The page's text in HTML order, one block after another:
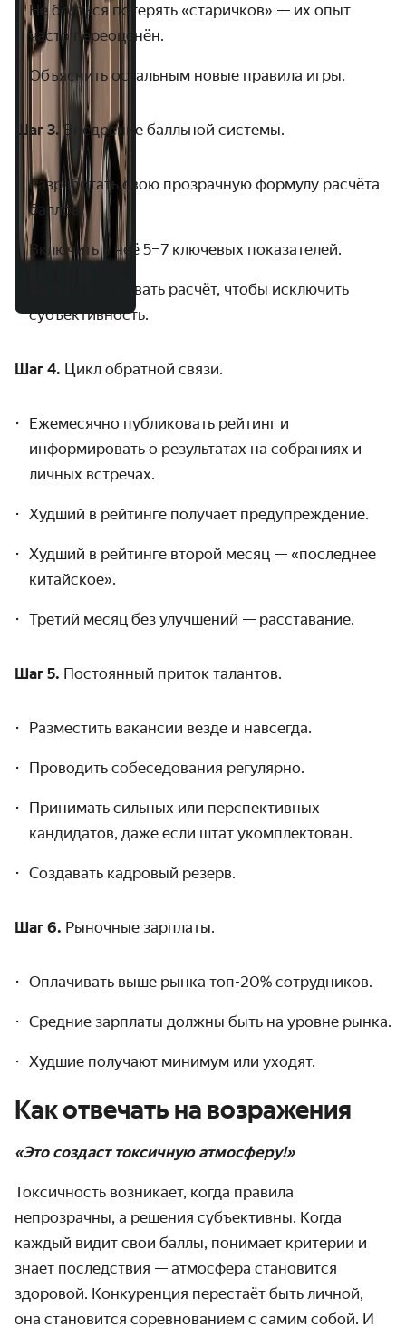
Не бояться потерять «старичков» — их опыт
часто переоценён.
Объяснить остальным новые правила игры.
Шаг 3. Внедрение балльной системы.
Разработать свою прозрачную формулу расчёта
баллов.
Включить в неё 5–7 ключевых показателей.
Автоматизировать расчёт, чтобы исключить
субъективность.
Шаг 4. Цикл обратной связи.
Ежемесячно публиковать рейтинг и
информировать о результатах на собраниях и
личных встречах.
Худший в рейтинге получает предупреждение.
Худший в рейтинге второй месяц — «последнее
китайское».
Третий месяц без улучшений — расставание.
Шаг 5. Постоянный приток талантов.
Разместить вакансии везде и навсегда.
Проводить собеседования регулярно.
Принимать сильных или перспективных
кандидатов, даже если штат укомплектован.
Создавать кадровый резерв.
Шаг 6. Рыночные зарплаты.
Оплачивать выше рынка топ-20% сотрудников.
Средние зарплаты должны быть на уровне рынка.
Худшие получают минимум или уходят.
Как отвечать на возражения
«Это создаст токсичную атмосферу!»
Токсичность возникает, когда правила
непрозрачны, а решения субъективны. Когда
каждый видит свои баллы, понимает критерии и
знает последствия — атмосфера становится
здоровой. Конкуренция перестаёт быть личной,
она становится соревнованием с самим собой. И